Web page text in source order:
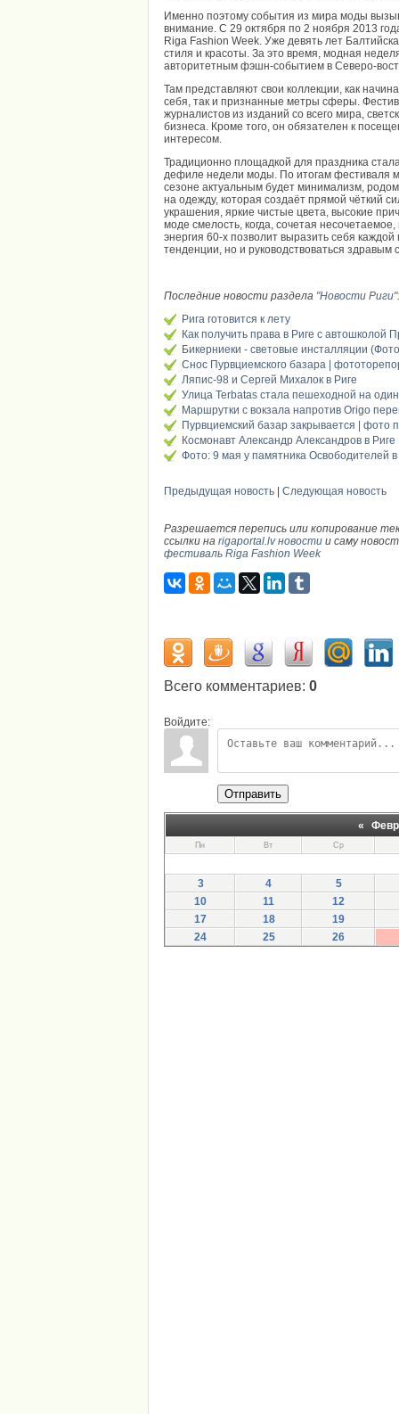
Именно поэтому события из мира моды
внимание. С 29 октября по 2 ноября 2013
Riga Fashion Week. Уже девять лет
стиля и красоты. За это время, модная
авторитетным фэшн-событием в Северо-
Там представляют свои коллекции, как
себя, так и признанные метры сферы.
журналистов из изданий со всего мира,
бизнеса. Кроме того, он обязателен к
интересом.
Традиционно площадкой для праздника
дефиле недели моды. По итогам фестиваля
сезоне актуальным будет минимализм,
на одежду, которая создаёт прямой чёткий
украшения, яркие чистые цвета, высокие
моде смелость, когда, сочетая
энергия 60-х позволит выразить себя
тенденции, но и руководствоваться здравым
Последние новости раздела "Новости Риги":
Рига готовится к лету
Как получить права в Риге с автошколой
Бикерниеки - световые инсталляции
Снос Пурвциемского базара |
Ляпис-98 и Сергей Михалок в Риге
Улица Terbatas стала пешеходной на
Маршрутки с вокзала напротив Origo
Пурвциемский базар закрывается | фото
Космонавт Александр Александров в
Фото: 9 мая у памятника Освободителей в
Предыдущая новость Следующая новость
Разрешается перепись или копирование
ссылки на rigaportal.lv новости и саму
фестиваль Riga Fashion Week
Всего комментариев: 0
Войдите:
Отправить
«
Пн Вт Ср
3
4 5
10
11 12
17
18 19
24
25 26